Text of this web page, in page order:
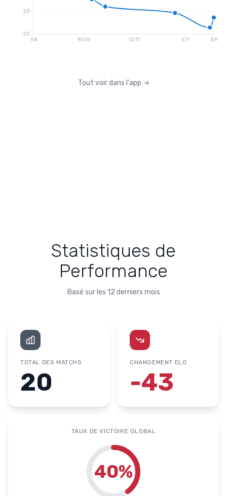
9/4 10/26 12/17 2/7 3/9
D3
D3
Tout voir dans l'app →
Statistiques de
Performance
Basé sur les 12 derniers mois
TOTAL DES MATCHS
20
CHANGEMENT ELO
-43
TAUX DE VICTOIRE GLOBAL
40%